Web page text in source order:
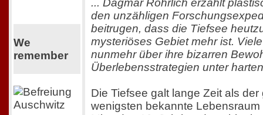
We
remember
... Dagmar Röhrlich erzählt
den unzähligen
beitrugen, dass die Tiefsee
mysteriöses Gebiet mehr ist.
nunmehr über ihre bizarren
Überlebensstrategien unter
Die Tiefsee galt lange Zeit als
wenigsten bekannte